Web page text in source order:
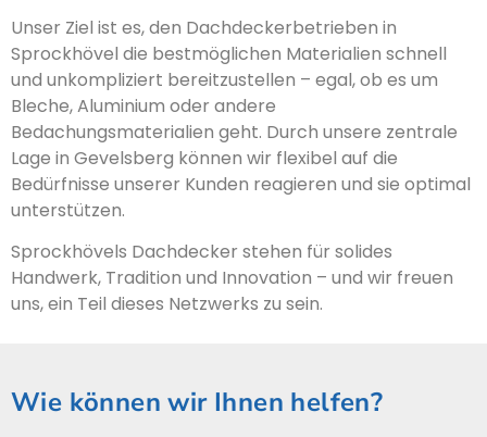
Unser Ziel ist es, den Dachdeckerbetrieben in
Sprockhövel die bestmöglichen Materialien schnell
und unkompliziert bereitzustellen – egal, ob es um
Bleche, Aluminium oder andere
Bedachungsmaterialien geht. Durch unsere zentrale
Lage in Gevelsberg können wir flexibel auf die
Bedürfnisse unserer Kunden reagieren und sie optimal
unterstützen.
Sprockhövels Dachdecker stehen für solides
Handwerk, Tradition und Innovation – und wir freuen
uns, ein Teil dieses Netzwerks zu sein.
Wie können wir Ihnen helfen?